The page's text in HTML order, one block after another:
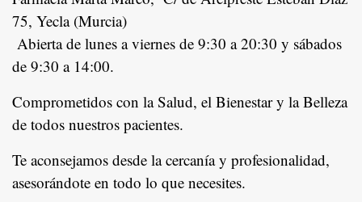
75, Yecla (Murcia)
Abierta de lunes a viernes de 9:30 a 20:30 y sábados
de 9:30 a 14:00.
Comprometidos con la Salud, el Bienestar y la Belleza
de todos nuestros pacientes.
Te aconsejamos desde la cercanía y profesionalidad,
asesorándote en todo lo que necesites.